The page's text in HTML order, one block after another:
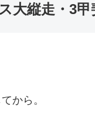
大縦走・3
から。